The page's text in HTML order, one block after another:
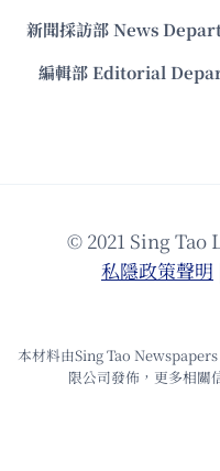
新聞採訪部 News
編輯部 Editorial
© 2021 Sing
私隱政策聲明
本材料由Sing Tao
限公司發佈，更多相關